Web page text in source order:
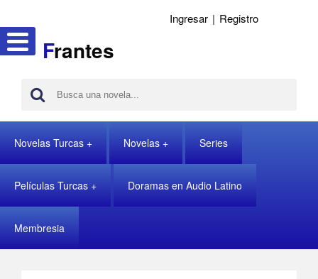
Frantes
Ingresar | Registro
Novelas Turcas Novelas Series
Películas Turcas Doramas en Audio Latino
Membresia